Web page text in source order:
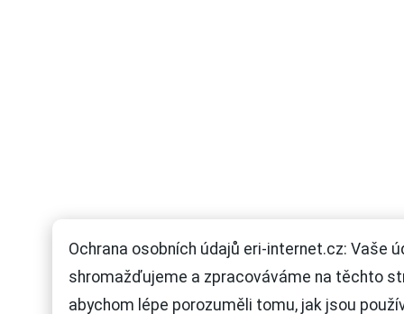
Ochrana osobních údajů eri-internet.cz: Vaše
shromažďujeme a zpracováváme na těchto
abychom lépe porozuměli tomu, jak jsou